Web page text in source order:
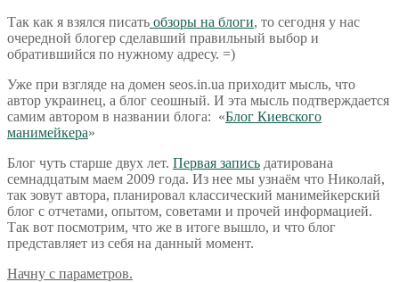
Так как я взялся писать обзоры на блоги, то сегодня у нас
очередной блогер сделавший правильный выбор и
обратившийся по нужному адресу. =)
Уже при взгляде на домен seos.in.ua приходит мысль, что
автор украинец, а блог сеошный. И эта мысль подтверждается
самим автором в названии блога: «Блог Киевского
манимейкера»
Блог чуть старше двух лет. Первая запись датирована
семнадцатым маем 2009 года. Из нее мы узнаём что Николай,
так зовут автора, планировал классический манимейкерский
блог с отчетами, опытом, советами и прочей информацией.
Так вот посмотрим, что же в итоге вышло, и что блог
представляет из себя на данный момент.
Начну с параметров.